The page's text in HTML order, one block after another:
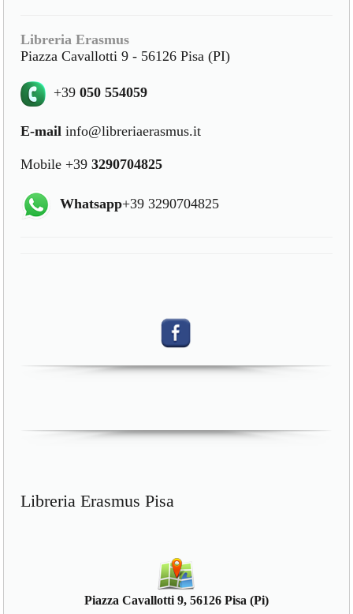
Libreria Erasmus
Piazza Cavallotti 9 - 56126 Pisa (PI)
+39050 554059
E-mail info@libreriaerasmus.it
Mobile +393290704825
Whatsapp+39 3290704825
Libreria Erasmus Pisa
Piazza Cavallotti 9, 56126 Pisa (Pi)